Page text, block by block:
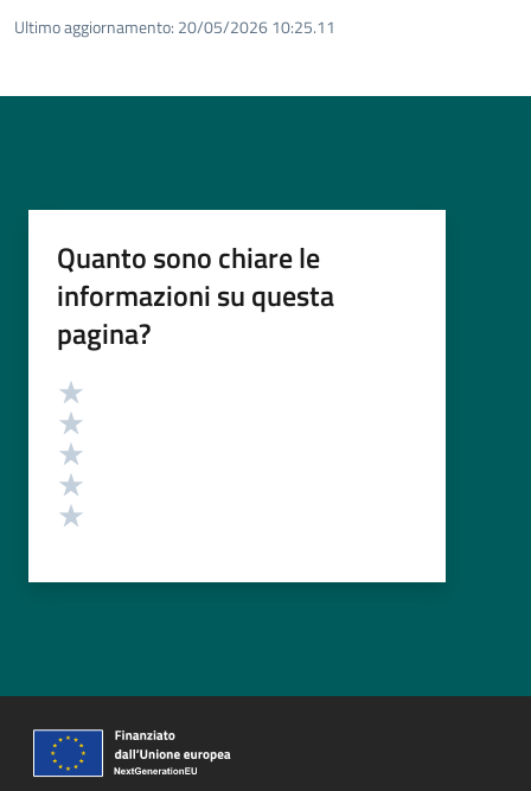
Ultimo aggiornamento: 20/05/2026 10:25.11
Quanto sono chiare le
informazioni su questa
pagina?
Valutazione